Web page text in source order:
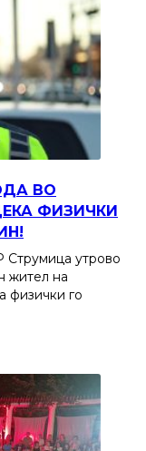
ВО
ФИЗИЧКИ
утрово
жител на
физички го